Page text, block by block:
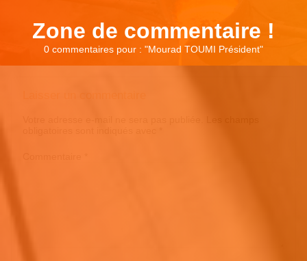
Zone de commentaire !
0 commentaires pour : "Mourad TOUMI Président"